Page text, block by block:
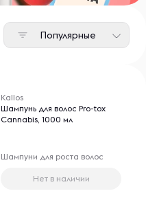
Популярные
Kallos
Шампунь для волос Pro-tox
Cannabis, 1000 мл
Шампуни для роста волос
Нет в наличии